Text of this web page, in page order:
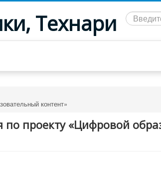
Технари Искать...
контент»
проекту «Цифровой